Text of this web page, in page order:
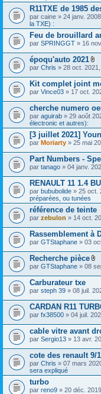
R11TXE de 1985
par caine » 24 janv.
la TXE) :
Feu de brouillard
par SPRINGGT » 16
époqu'auto 2021
F
c
h
i
e
r
(
)
j
o
i
n
t
s
)
par Chris » 28 oct.
Kit complet joint
par Vince03 » 17 oct.
cherche numero
par aguirab » 29 août
électronic et autres):
[3 juillet 2021]
par Moriarty » 25 mai
Part Numbers -
par tanago » 04 janv.
RENAULT 11 1.4
par bububolide » 25 oct.
préparées, ou tunées
référence de teinte
par zebulon » 14 oct.
Rassemblement à
par GTStaphane » 03
Recherche pièce
F
c
i
e
r
(
)
j
o
i
n
t
s
par GTStaphane » 08
Carburateur txe
par steph 39 » 08 juil.
CARDAN R11
par fx38500 » 04 juil.
cable vitre avant
par Sergio13 » 13 avr.
cote des renault 9/
par Chris » 07 mars
sera expliqué
turbo
par reno9 » 20 déc.